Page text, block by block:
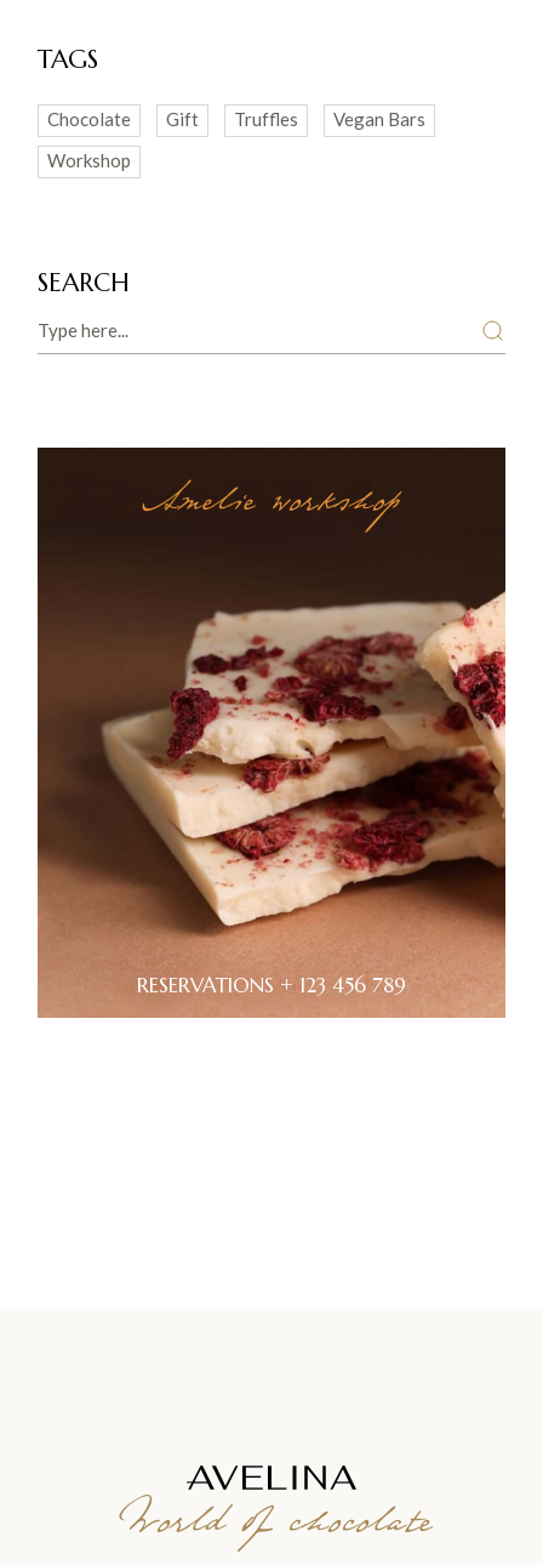
TAGS
Chocolate Gift Truffles
Vegan Bars
Workshop
SEARCH
Amelie workshop
RESERVATIONS + 123 456 789
World of chocolate